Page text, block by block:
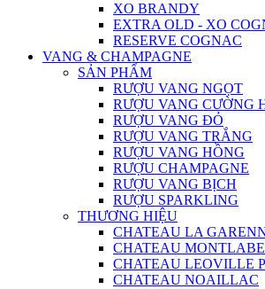
XO BRANDY
EXTRA OLD - XO
RESERVE COGNAC
VANG & CHAMPAGNE
SẢN PHẨM
RƯỢU VANG NGỌT
RƯỢU VANG CƯỜNG
RƯỢU VANG ĐỎ
RƯỢU VANG TRẮNG
RƯỢU VANG HỒNG
RƯỢU CHAMPAGNE
RƯỢU VANG BỊCH
RƯỢU SPARKLING
THƯƠNG HIỆU
CHATEAU LA
CHATEAU
CHATEAU LEOVILLE
CHATEAU NOAILLAC